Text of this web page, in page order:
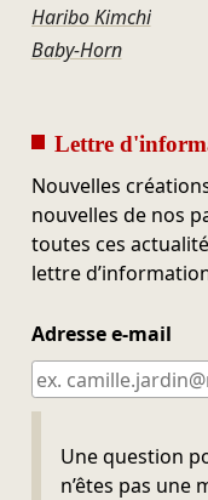
Haribo Kimchi
Baby-Horn
Lettre
Nouvelles
nouvelles de nos
toutes ces
lettre
Adresse e-mail
Une question
n’êtes pas une
Ne pas remplir